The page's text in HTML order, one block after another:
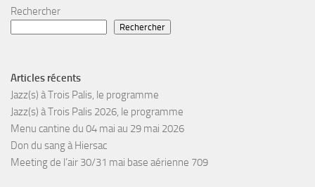
Rechercher
Rechercher
Articles récents
Jazz(s) à Trois Palis, le programme
Jazz(s) à Trois Palis 2026, le programme
Menu cantine du 04 mai au 29 mai 2026
Don du sang à Hiersac
Meeting de l’air 30/31 mai base aérienne 709